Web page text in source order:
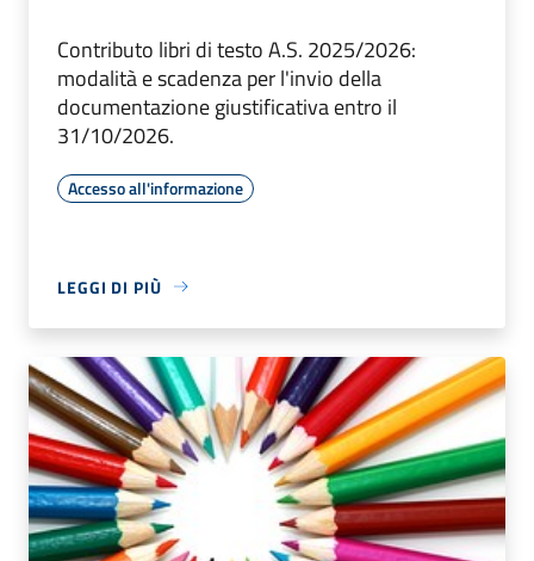
Contributo libri di testo A.S. 2025/2026:
modalità e scadenza per l'invio della
documentazione giustificativa entro il
31/10/2026.
Accesso all'informazione
LEGGI DI PIÙ